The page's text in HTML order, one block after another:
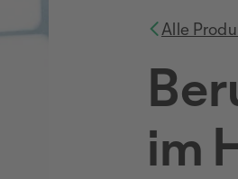
Alle
im